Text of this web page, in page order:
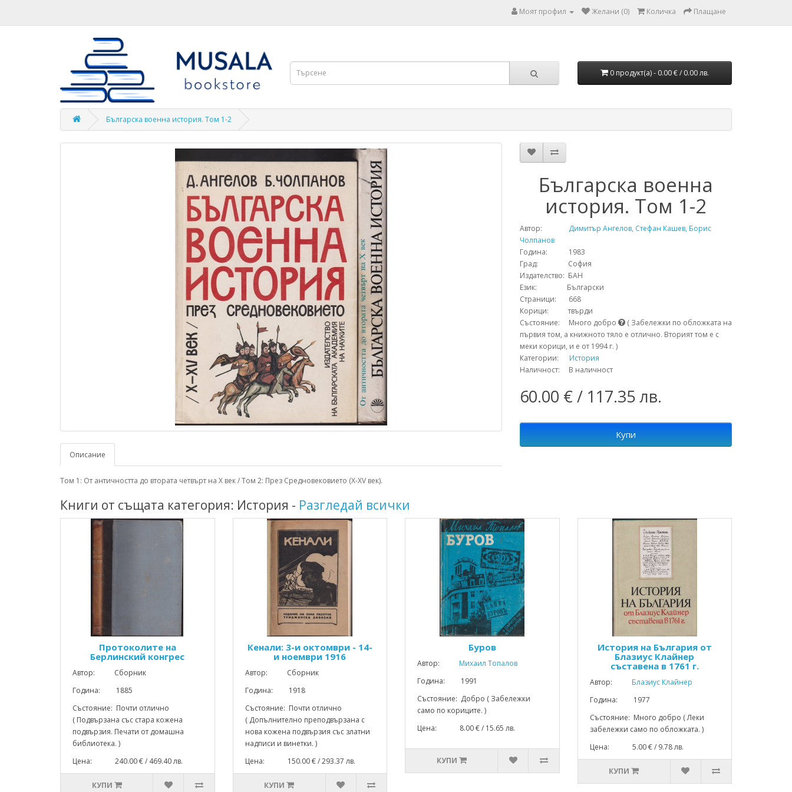
Моят профил Желани (0) Количка Плащане
0 продукт(а) - 0.00 € / 0.00 лв.
Българска военна история. Том 1-2
Описание
Том 1: От античността до втората четвърт на X век / Том 2: През Средновековието (X-XV век).
Българска военна
история. Том 1-2
Автор:
Димитър Ангелов, Стефан Кашев, Борис
Чолпанов
Година: 1983
Град: София
Издателство: БАН
Език: Български
Страници: 668
Корици: твърди
Състояние: Много добро
( Забележки по обложката на
първия том, а книжното тяло е отлично. Вторият том е с
меки корици, и е от 1994 г. )
Категории: История
Наличност: В наличност
60.00 € / 117.35 лв.
Купи
Книги от същата категория: История - Разгледай всички
Протоколите на
Берлинский конгрес
Автор: Сборник
Година: 1885
Състояние: Почти отлично
( Подвързана със стара кожена
подвързия. Печати от домашна
библиотека. )
Цена: 240.00 € / 469.40 лв.
КУПИ
Кенали: 3-и октомври - 14-
и ноември 1916
Автор: Сборник
Година: 1918
Състояние: Почти отлично
( Допълнително преподвързана с
нова кожена подвързия със златни
надписи и винетки. )
Цена: 150.00 € / 293.37 лв.
КУПИ
Буров
Автор:
Михаил Топалов
Година: 1991
Състояние: Добро ( Забележки
само по кориците. )
Цена: 8.00 € / 15.65 лв.
КУПИ
История на България от
Блазиус Клайнер
съставена в 1761 г.
Автор:
Блазиус Клайнер
Година: 1977
Състояние: Много добро ( Леки
забележки само по обложката. )
Цена: 5.00 € / 9.78 лв.
КУПИ